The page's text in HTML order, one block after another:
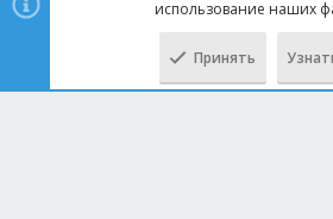
копировании материала с сайта, обратная
использование наших
Принять